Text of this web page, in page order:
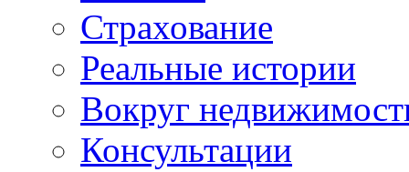
Страхование
Реальные истории
Вокруг
Консультации